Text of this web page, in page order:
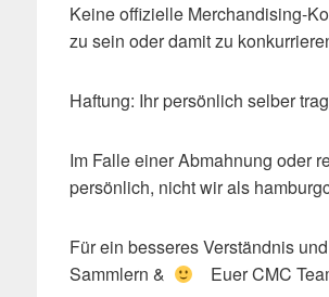
Keine offizielle Merchandising-
zu sein oder damit zu
Haftung: Ihr persönlich selber
Im Falle einer Abmahnung oder
persönlich, nicht wir als
Für ein besseres Verständnis
Sammlern &
Euer CMC